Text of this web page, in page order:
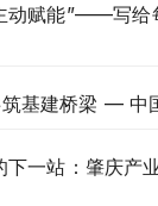
动赋能”——写给
基建桥梁 — 中
一站：肇庆产